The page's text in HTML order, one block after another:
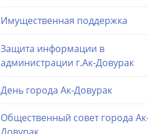
Имущественная поддержка
Защита информации в
администрации г.Ак-Довурак
День города Ак-Довурак
Общественный совет города